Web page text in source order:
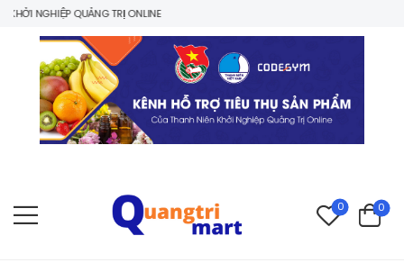
NGHIỆP QUẢNG TRỊ ONLINE
0 0